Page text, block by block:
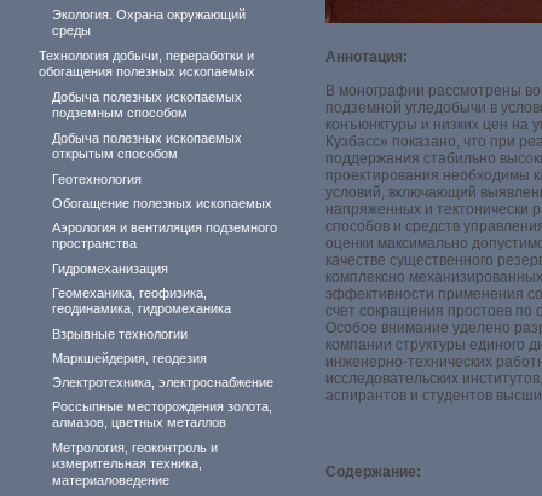
Экология. Охрана окружающий
среды
Технология добычи, переработки и
обогащения полезных ископаемых
Добыча полезных ископаемых
подземным способом
Добыча полезных ископаемых
открытым способом
Геотехнология
Обогащение полезных ископаемых
Аэрология и вентиляция подземного
пространства
Гидромеханизация
Геомеханика, геофизика,
геодинамика, гидромеханика
Взрывные технологии
Маркшейдерия, геодезия
Электротехника, электроснабжение
Россыпные месторождения золота,
алмазов, цветных металлов
Метрология, геоконтроль и
измерительная техника,
материаловедение
Аннотация:
В монографии рассмотрены
подземной угледобычи в
конъюнктуры и низких цен
Кузбасс» показано, что при
поддержания стабильно
проектирования необходимы
условий, включающий
напряженных и тектонически
способов и средств
оценки максимально
качестве существенного
комплексно
эффективности применения
счет сокращения простоев по
Особое внимание уделено
компании структуры единого
инженерно-технических
исследовательских
аспирантов и студентов
Содержание: